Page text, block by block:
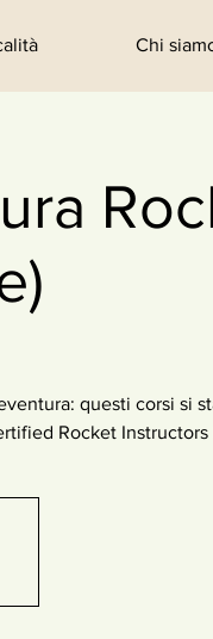
questi corsi si
Rocket Instructors
Chi